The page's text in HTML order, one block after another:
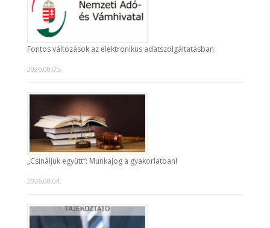
Fontos változások az elektronikus adatszolgáltatásban
2026.08.05.
„Csináljuk együtt”: Munkajog a gyakorlatban!
2026.08.04.